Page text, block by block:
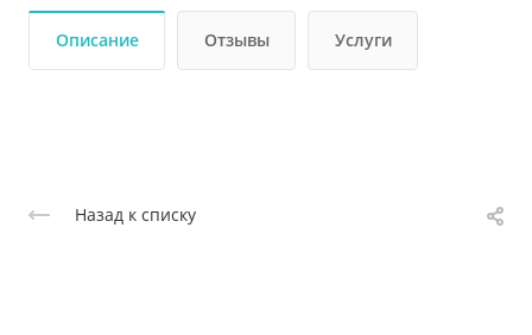
Описание Отзывы Услуги
Назад к списку